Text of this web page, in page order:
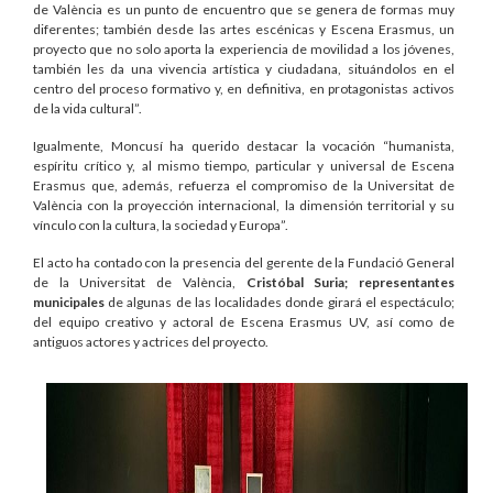
de València es un punto de encuentro que se genera de formas muy
diferentes; también desde las artes escénicas y Escena Erasmus, un
proyecto que no solo aporta la experiencia de movilidad a los jóvenes,
también les da una vivencia artística y ciudadana, situándolos en el
centro del proceso formativo y, en definitiva, en protagonistas activos
de la vida cultural”.
Igualmente, Moncusí ha querido destacar la vocación “humanista,
espíritu crítico y, al mismo tiempo, particular y universal de Escena
Erasmus que, además, refuerza el compromiso de la Universitat de
València con la proyección internacional, la dimensión territorial y su
vínculo con la cultura, la sociedad y Europa”.
El acto ha contado con la presencia del gerente de la Fundació General
de la Universitat de València, Cristóbal Suria;
representantes
municipales de algunas de las localidades donde girará el espectáculo;
del equipo creativo y actoral de Escena Erasmus UV, así como de
antiguos actores y actrices del proyecto.